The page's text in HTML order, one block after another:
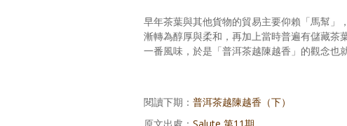
早年茶葉與其他貨物的貿易主要仰賴「馬幫」
漸轉為醇厚與柔和，再加上當時普遍有儲藏茶
一番風味，於是「普洱茶越陳越香」的觀念也
閱讀下期： 普洱茶越陳越香（下）